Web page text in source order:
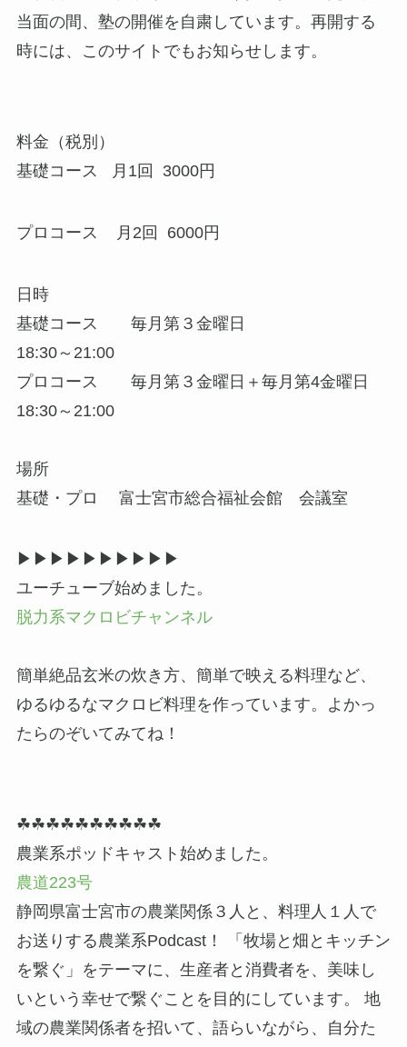
当面の間、塾の開催を自粛しています。再開する
時には、このサイトでもお知らせします。
料金（税別）
基礎コース 月1回 3000円
プロコース 月2回 6000円
日時
基礎コース 毎月第３金曜日
18:30～21:00
プロコース 毎月第３金曜日＋毎月第4金曜日
18:30～21:00
場所
基礎・プロ 富士宮市総合福祉会館 会議室
▶▶︎▶︎▶▶︎▶︎▶▶︎▶︎▶
ユーチューブ始めました。
脱力系マクロビチャンネル
簡単絶品玄米の炊き方、簡単で映える料理など、
ゆるゆるなマクロビ料理を作っています。よかっ
たらのぞいてみてね！
☘☘☘☘☘☘☘☘☘☘
農業系ポッドキャスト始めました。
農道223号
静岡県富士宮市の農業関係３人と、料理人１人で
お送りする農業系Podcast！ 「牧場と畑とキッチン
を繋ぐ」をテーマに、生産者と消費者を、美味し
いという幸せで繋ぐことを目的にしています。 地
域の農業関係者を招いて、語らいながら、自分た